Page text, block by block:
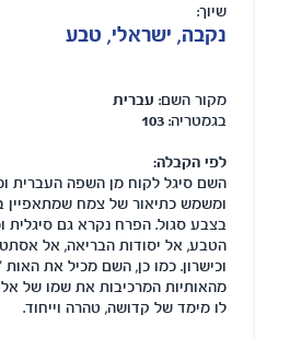
שיוך:
נקבה, ישראלי, טבע
מקור השם: עברית
בגמטריה: 103
לפי הקבלה:
השם סיגל לקוח מן השפה העברית
ומשמש כתיאור של צמח שמתאפיין
בצבע סגול. הפרח נקרא גם סיגלית
הטבע, אל יסודות הבריאה, אל
וכישרון. כמו כן, השם מכיל את
מהאותיות המרכיבות את שמו של
לו מימד של קדושה, טהרה וייחוד.